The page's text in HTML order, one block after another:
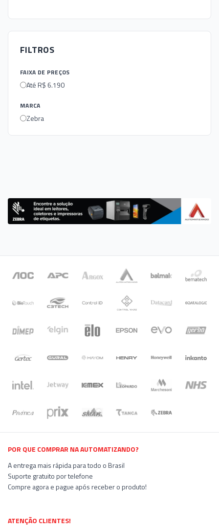
FILTROS
FAIXA DE PREÇOS
Até R$ 6.190
MARCA
Zebra
POR QUE COMPRAR NA AUTOMATIZANDO?
A entrega mais rápida para todo o Brasil
Suporte gratuito por telefone
Compre agora e pague após receber o produto!
ATENÇÃO CLIENTES!